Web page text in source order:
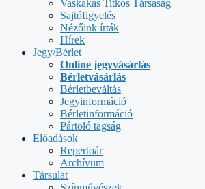
Vaskakas Titkos Társaság
Sajtófigyelés
Nézőink írták
Hírek
Jegy/Bérlet
Online jegyvásárlás
Bérletvásárlás
Bérletbeváltás
Jegyinformáció
Bérletinformáció
Pártoló tagság
Előadások
Repertoár
Archívum
Társulat